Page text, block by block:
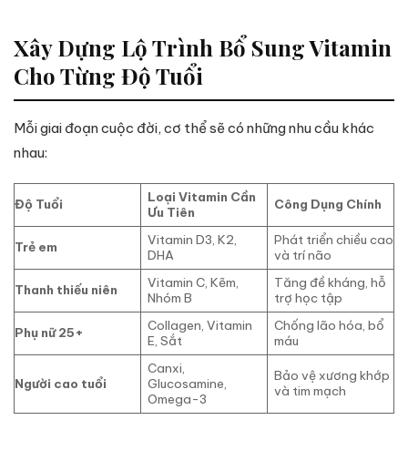
Xây Dựng Lộ Trình Bổ Sung Vitamin
Cho Từng Độ Tuổi
Mỗi giai đoạn cuộc đời, cơ thể sẽ có những nhu cầu khác
nhau:
Độ Tuổi
Loại Vitamin Cần
Ưu Tiên
Công Dụng Chính
Trẻ em
Vitamin D3, K2,
DHA
Phát triển chiều cao
và trí não
Thanh thiếu niên
Vitamin C, Kẽm,
Nhóm B
Tăng đề kháng, hỗ
trợ học tập
Phụ nữ 25+
Collagen, Vitamin
E, Sắt
Chống lão hóa, bổ
máu
Người cao tuổi
Canxi,
Glucosamine,
Omega-3
Bảo vệ xương khớp
và tim mạch